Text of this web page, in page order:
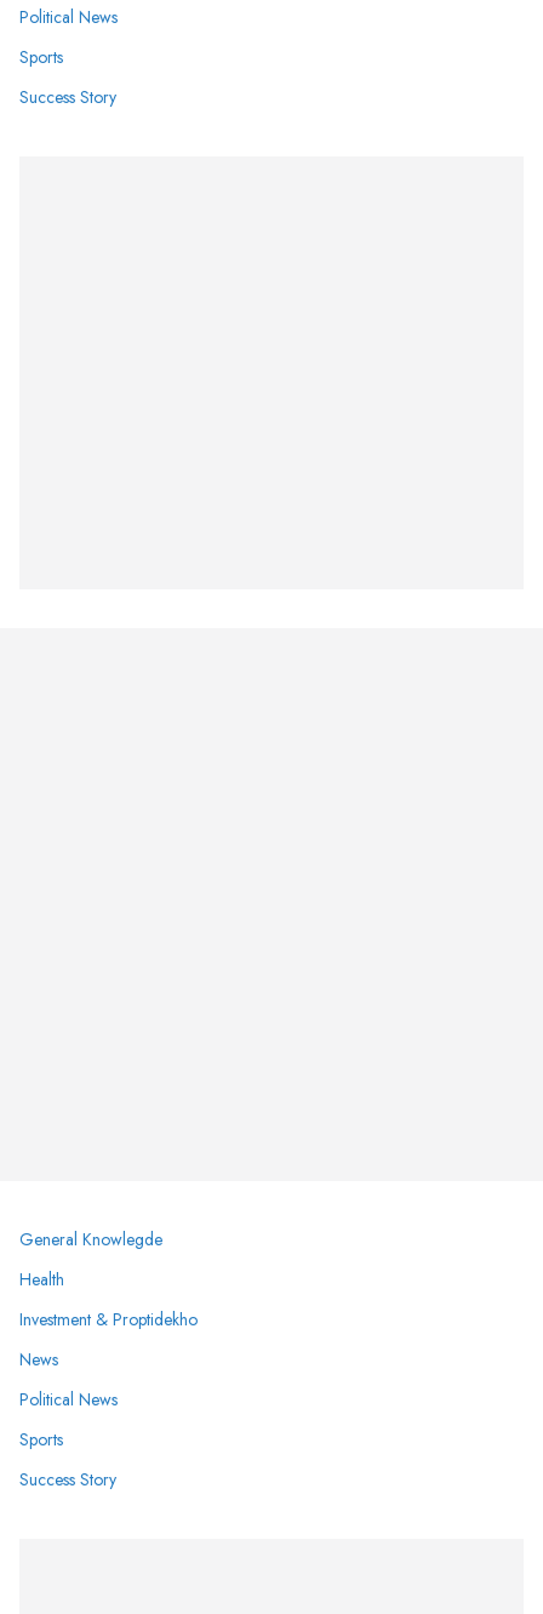
Political News
Sports
Success Story
General Knowlegde
Health
Investment & Proptidekho
News
Political News
Sports
Success Story